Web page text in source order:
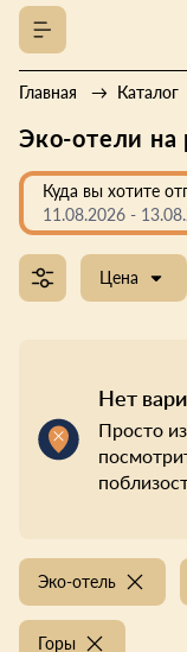
Главная Каталог
Эко-отели на
Куда вы хотите
11.08.2026 -
Цена
Нет
Просто
Эко-отель
Горы